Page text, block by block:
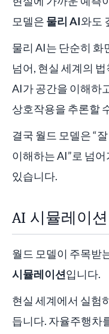
모델은 물리 AI와도
물리 AI는 단순히 화
넘어, 현실 세계의
AI가 공간을 이해하
상호작용을 추론할
결국 월드 모델은 “
이해하는 AI”로 넘
있습니다.
AI 시뮬레이
월드 모델이 주목받
시뮬레이션입니다.
현실 세계에서 실험
듭니다. 자율주행차